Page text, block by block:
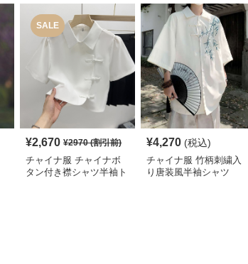
SALE
¥2,670 ¥2970(割引前)
チャイナ服 チャイナボ
タン付き襟シャツ半袖ト
¥4,270 (税込)
チャイナ服 竹柄刺繍入
り唐装風半袖シャツ